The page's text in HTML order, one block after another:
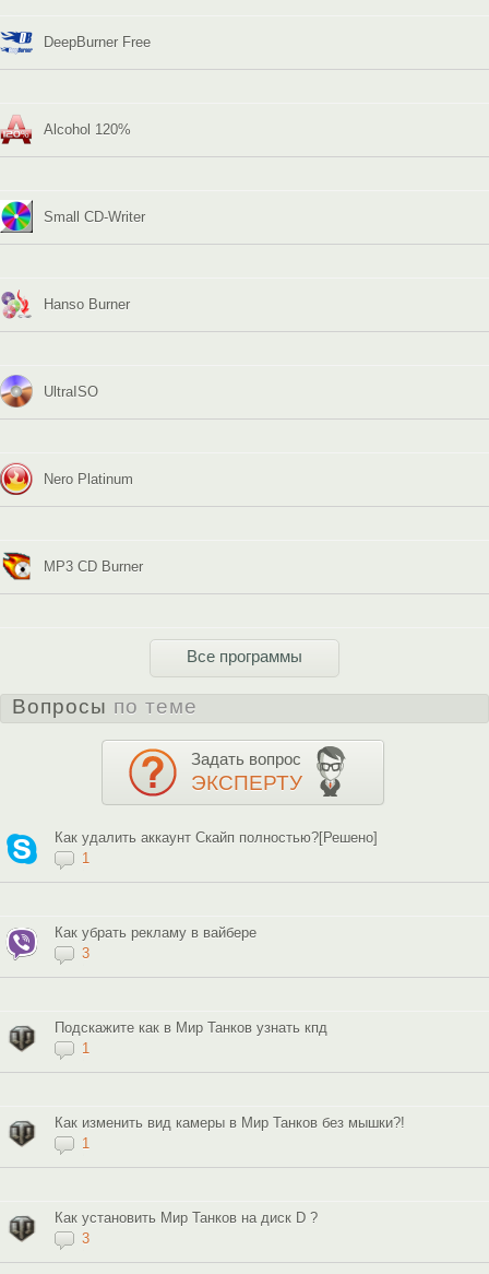
DeepBurner Free
Alcohol 120%
Small CD-Writer
Hanso Burner
UltraISO
Nero Platinum
MP3 CD Burner
Все программы
Вопросы по теме
Задать вопрос
ЭКСПЕРТУ
Как удалить аккаунт Скайп полностью?[Решено]
1
Как убрать рекламу в вайбере
3
Подскажите как в Мир Танков узнать кпд
1
Как изменить вид камеры в Мир Танков без мышки?!
1
Как установить Мир Танков на диск D ?
3